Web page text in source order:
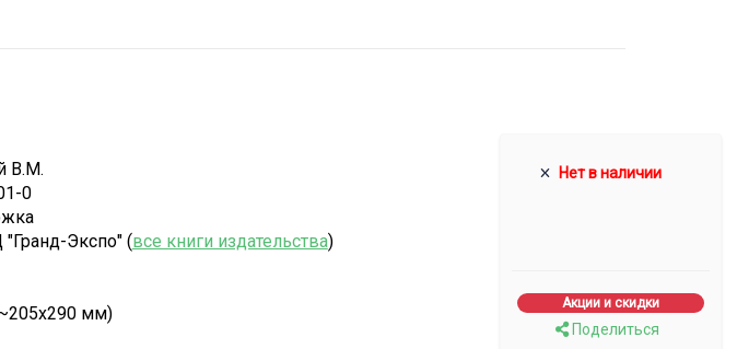
Нет в наличии
Акции и скидки
Поделиться
В.М.
0
Экспо" (все книги издательства)
мм)